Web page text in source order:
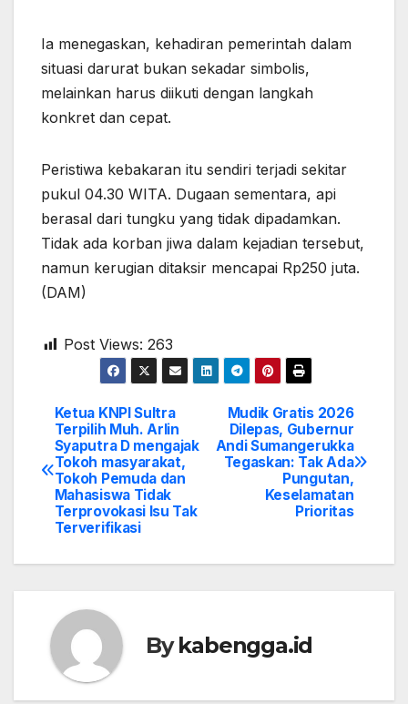
Ia menegaskan, kehadiran pemerintah dalam
situasi darurat bukan sekadar simbolis,
melainkan harus diikuti dengan langkah
konkret dan cepat.
Peristiwa kebakaran itu sendiri terjadi sekitar
pukul 04.30 WITA. Dugaan sementara, api
berasal dari tungku yang tidak dipadamkan.
Tidak ada korban jiwa dalam kejadian tersebut,
namun kerugian ditaksir mencapai Rp250 juta.
(DAM)
Post Views: 263
Post
navigation
Mudik Gratis 2026
Dilepas, Gubernur
Andi Sumangerukka
Tegaskan: Tak Ada
Pungutan,
Keselamatan
Prioritas
Ketua KNPI Sultra
Terpilih Muh. Arlin
Syaputra D mengajak
Tokoh masyarakat,
Tokoh Pemuda dan
Mahasiswa Tidak
Terprovokasi Isu Tak
Terverifikasi
Bykabengga.id